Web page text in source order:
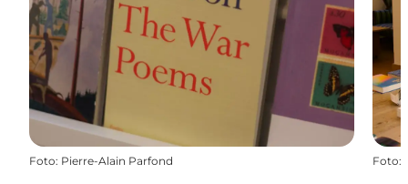
Foto: Pierre-Alain Parfond Foto: